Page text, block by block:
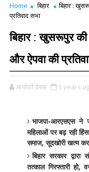
Home बिहार
बिहार :
प्रतिवाद सभा
बिहार : खुसरूपुर
और ऐपवा की
आर्यावर्त डेस्क 3 years
भाजपा-आरएसएस ने
महिलाओं पर बढ़ रही
समाज, सूदखोरी खत्म
बिहार सरकार
तत्काल गिरफ्तारी हो,